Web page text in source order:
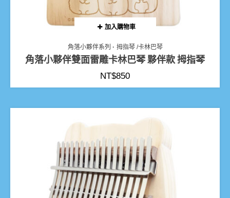
加入購物車
角落小夥伴系列 拇指琴 /卡林巴琴
角落小夥伴雙面雷雕卡林巴琴 夥伴款 拇指琴
NT$850